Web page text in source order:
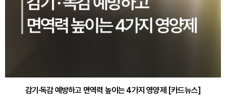
감기·독감 예방하고 면역력 높이는 4가지 영양제 [카드뉴스]